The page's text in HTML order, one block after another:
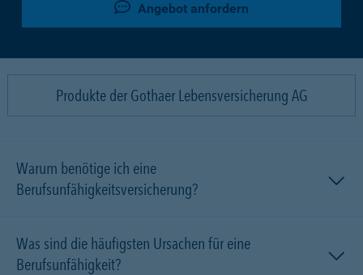
Angebot anfordern
Produkte der Gothaer Lebensversicherung AG
Warum benötige ich eine
Berufsunfähigkeitsversicherung?
Was sind die häufigsten Ursachen für eine
Berufsunfähigkeit?